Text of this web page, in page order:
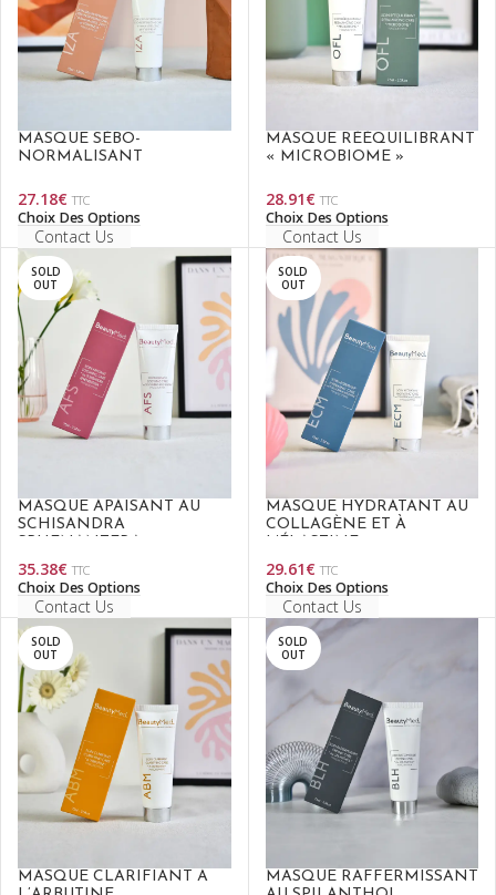
MASQUE SÉBO-
NORMALISANT
27.18€ TTC
Choix Des Options
Contact Us
MASQUE RÉÉQUILIBRANT
« MICROBIOME »
28.91€ TTC
Choix Des Options
Contact Us
SOLD
OUT
MASQUE APAISANT AU
SCHISANDRA
35.38€ TTC
Choix Des Options
Contact Us
SOLD
OUT
MASQUE HYDRATANT AU
COLLAGÈNE ET À
29.61€ TTC
Choix Des Options
Contact Us
SOLD
OUT
MASQUE CLARIFIANT À
SOLD
OUT
MASQUE RAFFERMISSANT